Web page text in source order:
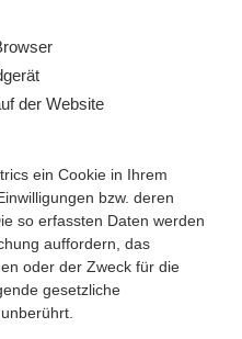
der Website
ein Cookie in Ihrem
bzw. deren
so erfassten Daten werden
auffordern, das
oder der Zweck für die
gesetzliche